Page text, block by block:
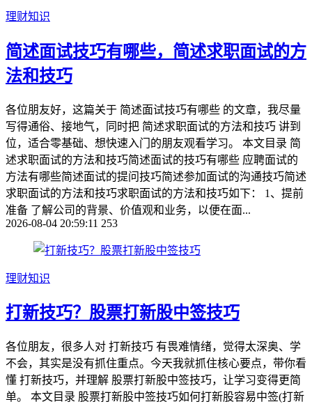
理财知识
简述面试技巧有哪些，简述求职面试的方
法和技巧
各位朋友好，这篇关于 简述面试技巧有哪些 的文章，我尽量
写得通俗、接地气，同时把 简述求职面试的方法和技巧 讲到
位，适合零基础、想快速入门的朋友观看学习。 本文目录 简
述求职面试的方法和技巧简述面试的技巧有哪些 应聘面试的
方法有哪些简述面试的提问技巧简述参加面试的沟通技巧简述
求职面试的方法和技巧求职面试的方法和技巧如下： 1、提前
准备 了解公司的背景、价值观和业务，以便在面...
2026-08-04 20:59:11 253
理财知识
打新技巧？股票打新股中签技巧
各位朋友，很多人对 打新技巧 有畏难情绪，觉得太深奥、学
不会，其实是没有抓住重点。今天我就抓住核心要点，带你看
懂 打新技巧，并理解 股票打新股中签技巧，让学习变得更简
单。 本文目录 股票打新股中签技巧如何打新股容易中签(打新